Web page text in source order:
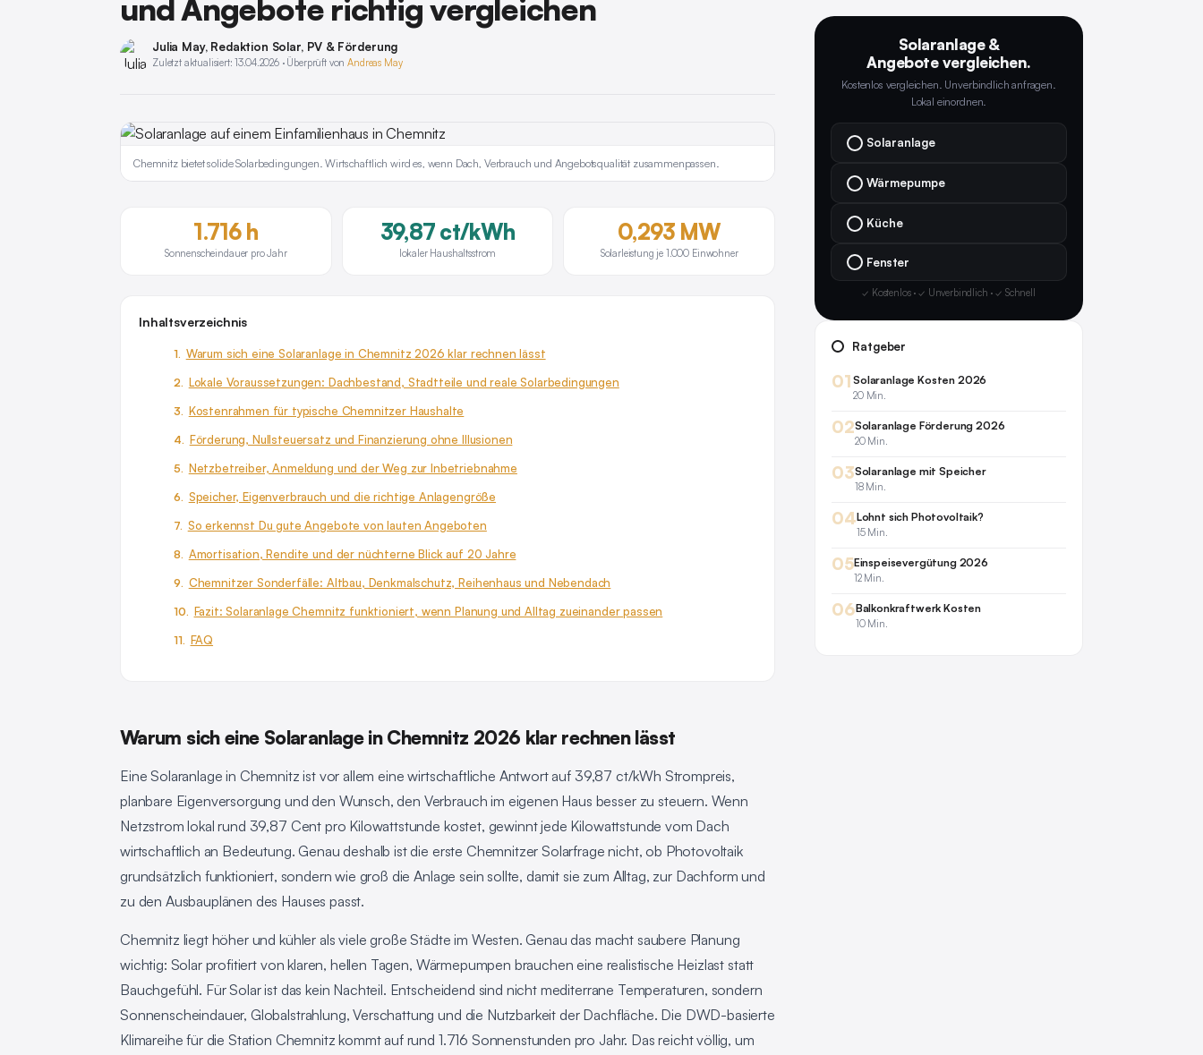
und Angebote richtig vergleichen
Julia May, Redaktion Solar, PV & Förderung
Zuletzt aktualisiert: 13.04.2026 · Überprüft vonAndreas May
Chemnitz bietet solide Solarbedingungen. Wirtschaftlich wird es, wenn Dach, Verbrauch und Angebotsqualität zusammenpassen.
1.716 h
Sonnenscheindauer pro Jahr
39,87 ct/kWh
lokaler Haushaltsstrom
0,293 MW
Solarleistung je 1.000 Einwohner
Inhaltsverzeichnis
Warum sich eine Solaranlage in Chemnitz 2026 klar rechnen lässt
Lokale Voraussetzungen: Dachbestand, Stadtteile und reale Solarbedingungen
Kostenrahmen für typische Chemnitzer Haushalte
Förderung, Nullsteuersatz und Finanzierung ohne Illusionen
Netzbetreiber, Anmeldung und der Weg zur Inbetriebnahme
Speicher, Eigenverbrauch und die richtige Anlagengröße
So erkennst Du gute Angebote von lauten Angeboten
Amortisation, Rendite und der nüchterne Blick auf 20 Jahre
Chemnitzer Sonderfälle: Altbau, Denkmalschutz, Reihenhaus und Nebendach
Fazit: Solaranlage Chemnitz funktioniert, wenn Planung und Alltag zueinander passen
FAQ
Warum sich eine Solaranlage in Chemnitz 2026 klar rechnen lässt
Eine Solaranlage in Chemnitz ist vor allem eine wirtschaftliche Antwort auf 39,87 ct/kWh Strompreis,
planbare Eigenversorgung und den Wunsch, den Verbrauch im eigenen Haus besser zu steuern. Wenn
Netzstrom lokal rund 39,87 Cent pro Kilowattstunde kostet, gewinnt jede Kilowattstunde vom Dach
wirtschaftlich an Bedeutung. Genau deshalb ist die erste Chemnitzer Solarfrage nicht, ob Photovoltaik
grundsätzlich funktioniert, sondern wie groß die Anlage sein sollte, damit sie zum Alltag, zur Dachform und
zu den Ausbauplänen des Hauses passt.
Chemnitz liegt höher und kühler als viele große Städte im Westen. Genau das macht saubere Planung
wichtig: Solar profitiert von klaren, hellen Tagen, Wärmepumpen brauchen eine realistische Heizlast statt
Bauchgefühl. Für Solar ist das kein Nachteil. Entscheidend sind nicht mediterrane Temperaturen, sondern
Sonnenscheindauer, Globalstrahlung, Verschattung und die Nutzbarkeit der Dachfläche. Die DWD-basierte
Klimareihe für die Station Chemnitz kommt auf rund 1.716 Sonnenstunden pro Jahr. Das reicht völlig, um
Solaranlage &
Angebote vergleichen.
Kostenlos vergleichen. Unverbindlich anfragen.
Lokal einordnen.
Solaranlage
Wärmepumpe
Küche
Fenster
✓ Kostenlos · ✓ Unverbindlich · ✓ Schnell
Ratgeber
01 Solaranlage Kosten 2026
20 Min.
02Solaranlage Förderung 2026
20 Min.
03Solaranlage mit Speicher
18 Min.
04Lohnt sich Photovoltaik?
15 Min.
05Einspeisevergütung 2026
12 Min.
06Balkonkraftwerk Kosten
10 Min.